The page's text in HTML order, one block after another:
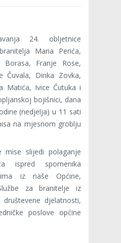
24. obljetnice
Maria Perića,
Borasa, Franje Rose,
Čuvala, Dinka Zovka,
Matića, Ivice Ćutuka i
bojišnici, dana
(nedjelja) u 11 sati
na mjesnom groblju
mise slijedi polaganje
ispred spomenika
iz naše Općine,
za branitelje iz
djelatnosti,
poslove općine